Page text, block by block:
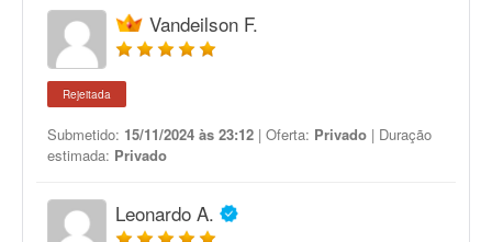
Vandeilson F.
Rejeitada
Submetido: 15/11/2024 às 23:12 | Oferta: Privado | Duração
estimada: Privado
Leonardo A.